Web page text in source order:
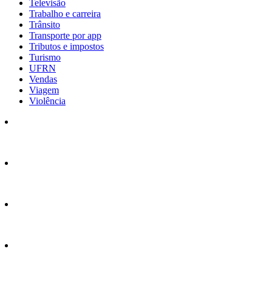
Televisão
Trabalho e carreira
Trânsito
Transporte por app
Tributos e impostos
Turismo
UFRN
Vendas
Viagem
Violência